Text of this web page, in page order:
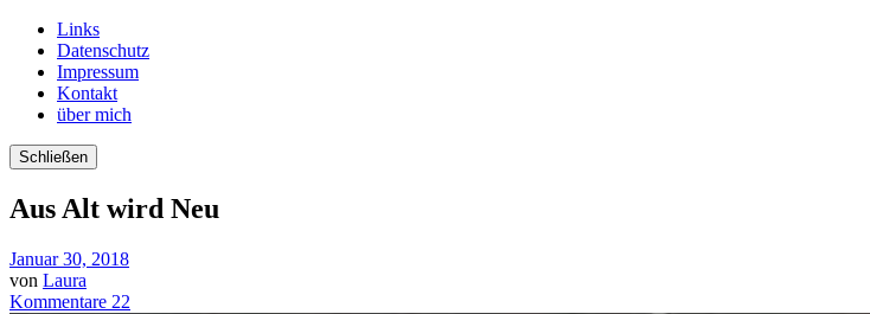
Links
Datenschutz
Impressum
Kontakt
über mich
Schließen
Aus Alt wird Neu
Januar 30, 2018
von Laura
Kommentare 22